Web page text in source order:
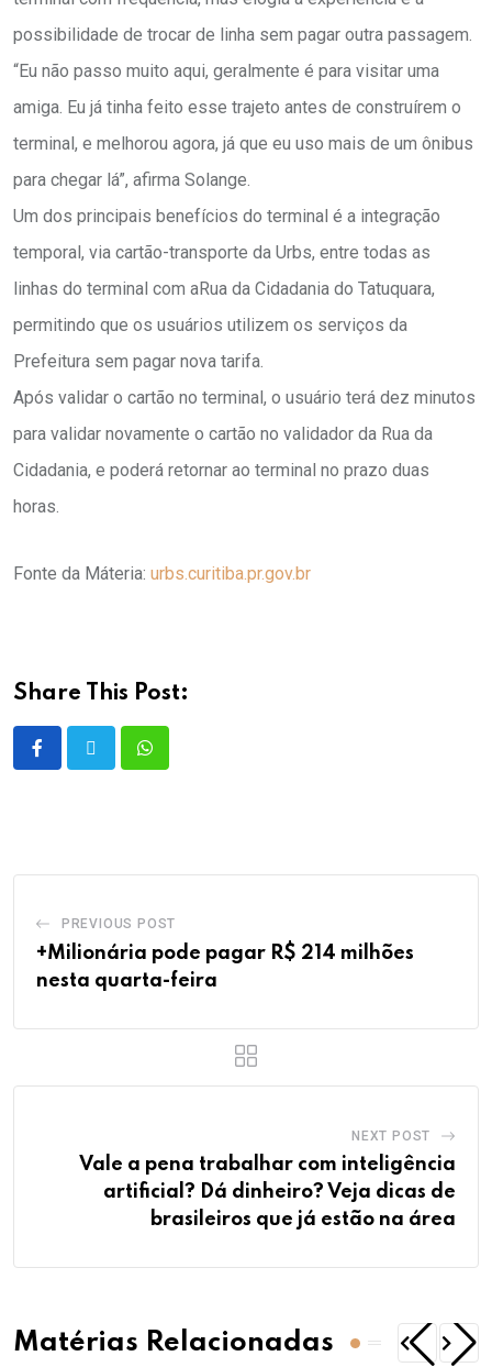
possibilidade de trocar de linha sem pagar outra passagem.
“Eu não passo muito aqui, geralmente é para visitar uma
amiga. Eu já tinha feito esse trajeto antes de construírem o
terminal, e melhorou agora, já que eu uso mais de um ônibus
para chegar lá”, afirma Solange.
Um dos principais benefícios do terminal é a integração
temporal, via cartão-transporte da Urbs, entre todas as
linhas do terminal com aRua da Cidadania do Tatuquara,
permitindo que os usuários utilizem os serviços da
Prefeitura sem pagar nova tarifa.
Após validar o cartão no terminal, o usuário terá dez minutos
para validar novamente o cartão no validador da Rua da
Cidadania, e poderá retornar ao terminal no prazo duas
horas.
Fonte da Máteria: urbs.curitiba.pr.gov.br
Share This Post:
PREVIOUS POST
+Milionária pode pagar R$ 214 milhões
nesta quarta-feira
NEXT POST
Vale a pena trabalhar com inteligência
artificial? Dá dinheiro? Veja dicas de
brasileiros que já estão na área
Matérias Relacionadas